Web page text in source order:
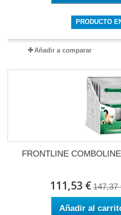
PRODUCTO
Añadir a comparar
FRONTLINE
111,53 € 147,37
Añadir al